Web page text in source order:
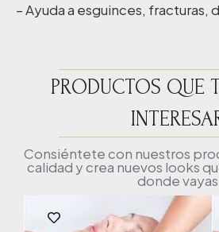
– Ayuda a esguinces, fracturas,
PRODUCTOS QUE
Consiéntete con nuestros
calidad y crea nuevos looks
donde vayas